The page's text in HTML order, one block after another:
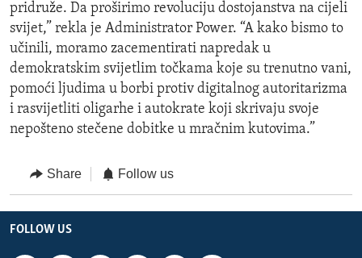
pridruže. Da proširimo revoluciju dostojanstva na cijeli
svijet,” rekla je Administrator Power. “A kako bismo to
učinili, moramo zacementirati napredak u
demokratskim svijetlim točkama koje su trenutno vani,
pomoći ljudima u borbi protiv digitalnog autoritarizma
i rasvijetliti oligarhe i autokrate koji skrivaju svoje
nepošteno stečene dobitke u mračnim kutovima.”
Share Follow us
FOLLOW US